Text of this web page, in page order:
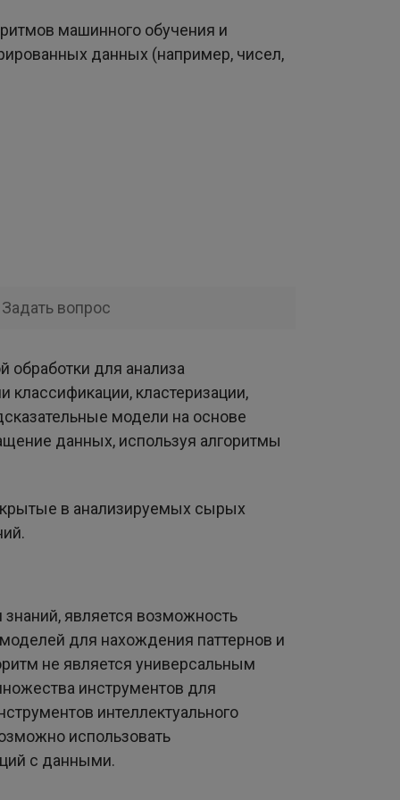
машинного обучения и
данных (например, чисел,
Задать вопрос
обработки для анализа
классификации, кластеризации,
модели на основе
данных, используя алгоритмы
в анализируемых сырых
является возможность
для нахождения паттернов и
не является универсальным
инструментов для
интеллектуального
использовать
с данными.